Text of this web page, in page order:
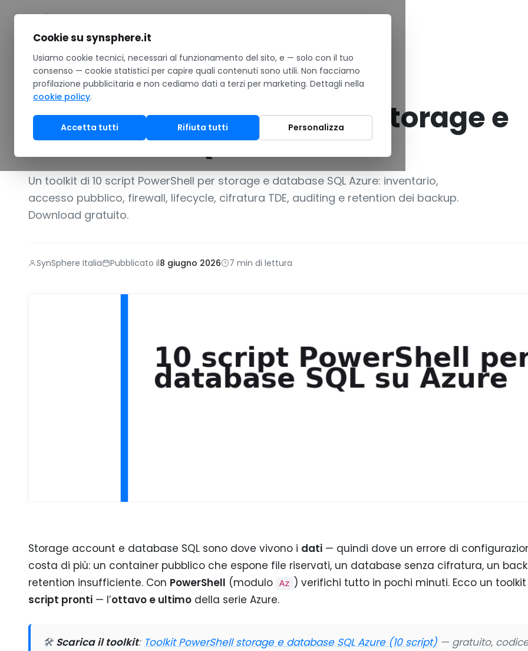
Home/Notizie/10 script PowerShell per storage e database SQL su Azure
GUIDA
10 script PowerShell per storage e
database SQL su Azure
Un toolkit di 10 script PowerShell per storage e database SQL Azure: inventario,
accesso pubblico, firewall, lifecycle, cifratura TDE, auditing e retention dei backup.
Download gratuito.
SynSphere Italia Pubblicato il8 giugno 2026 7 min di lettura
Storage account e database SQL sono dove vivono i dati — quindi dove un errore di
costa di più: un container pubblico che espone file riservati, un database senza cifratura, un
retention insufficiente. Con PowerShell (modulo Az ) verifichi tutto in pochi minuti. Ecco un
script pronti — l’ottavo e ultimo della serie Azure.
🛠️Scarica il toolkit: Toolkit PowerShell storage e database SQL Azure (10 script) — gratuito,
Cookie su synsphere.it
Usiamo cookie tecnici, necessari al funzionamento del sito, e — solo con il tuo
consenso — cookie statistici per capire quali contenuti sono utili. Non facciamo
profilazione pubblicitaria e non cediamo dati a terzi per marketing. Dettagli nella
cookie policy.
Accetta tutti Rifiuta tutti Personalizza